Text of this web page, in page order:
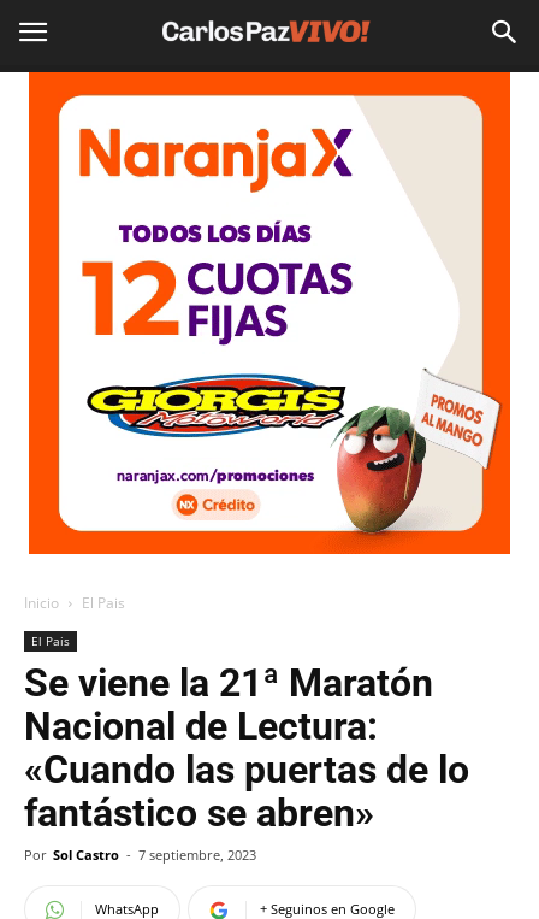
Inicio El Pais
El Pais
Se viene la 21ª Maratón
Nacional de Lectura:
«Cuando las puertas de lo
fantástico se abren»
Por Sol Castro - 7 septiembre, 2023
WhatsApp + Seguinos en Google